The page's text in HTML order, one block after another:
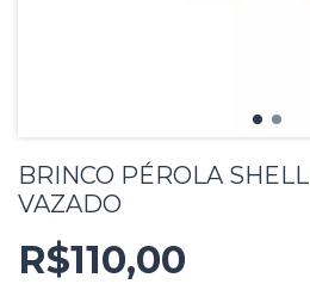
BRINCO PÉROLA
VAZADO
R$110,00